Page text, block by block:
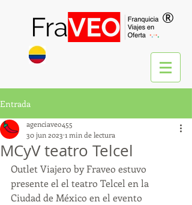
®
Entrada
MCyV teatro Telcel
agenciaveo455
30 jun 2023 1 min de lectura
Outlet Viajero by Fraveo estuvo
presente el el teatro Telcel en la
Ciudad de México en el evento